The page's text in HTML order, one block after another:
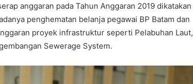
anggaran pada Tahun Anggaran 2019 dikatakan
penghematan belanja pegawai BP Batam dan
proyek infrastruktur seperti Pelabuhan Laut,
Sewerage System.